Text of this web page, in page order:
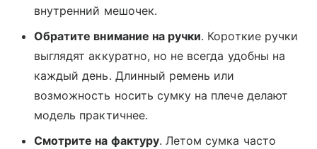
внутренний мешочек.
Обратите внимание на ручки. Короткие ручки
выглядят аккуратно, но не всегда удобны на
каждый день. Длинный ремень или
возможность носить сумку на плече делают
модель практичнее.
Смотрите на фактуру. Летом сумка часто